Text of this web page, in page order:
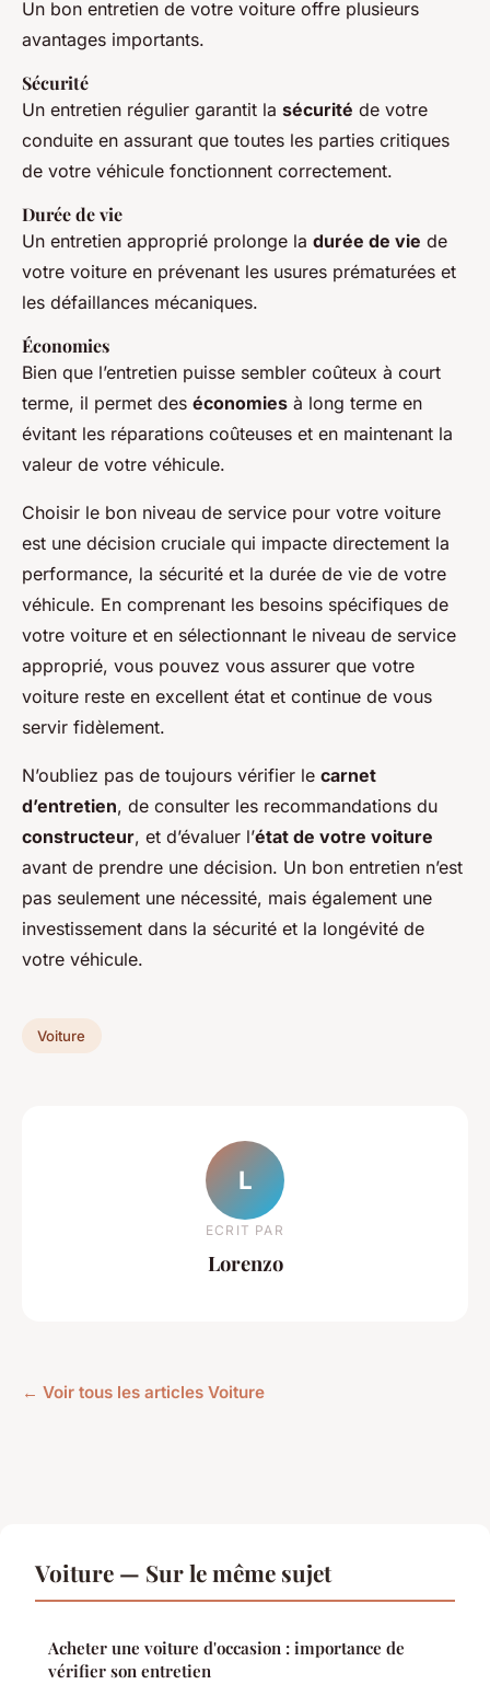
Un bon entretien de votre voiture offre plusieurs
avantages importants.
Sécurité
Un entretien régulier garantit la sécurité de votre
conduite en assurant que toutes les parties critiques
de votre véhicule fonctionnent correctement.
Durée de vie
Un entretien approprié prolonge la durée de vie de
votre voiture en prévenant les usures prématurées et
les défaillances mécaniques.
Économies
Bien que l’entretien puisse sembler coûteux à court
terme, il permet des économies à long terme en
évitant les réparations coûteuses et en maintenant la
valeur de votre véhicule.
Choisir le bon niveau de service pour votre voiture
est une décision cruciale qui impacte directement la
performance, la sécurité et la durée de vie de votre
véhicule. En comprenant les besoins spécifiques de
votre voiture et en sélectionnant le niveau de service
approprié, vous pouvez vous assurer que votre
voiture reste en excellent état et continue de vous
servir fidèlement.
N’oubliez pas de toujours vérifier le carnet
d’entretien, de consulter les recommandations du
constructeur, et d’évaluer l’état de votre voiture
avant de prendre une décision. Un bon entretien n’est
pas seulement une nécessité, mais également une
investissement dans la sécurité et la longévité de
votre véhicule.
Voiture
L
ECRIT PAR
Lorenzo
← Voir tous les articles Voiture
Voiture — Sur le même sujet
Acheter une voiture d'occasion : importance de
vérifier son entretien